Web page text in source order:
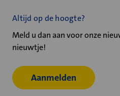
Altijd op de hoogte?
Meld u dan aan voor onze
nieuwtje!
Aanmelden